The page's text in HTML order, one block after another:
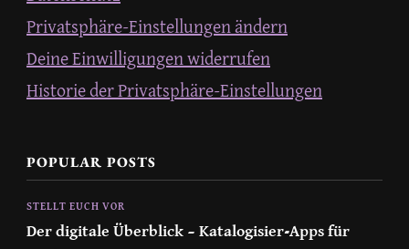
Privatsphäre-Einstellungen ändern
Deine Einwilligungen widerrufen
Historie der Privatsphäre-Einstellungen
POPULAR POSTS
STELLT EUCH VOR
Der digitale Überblick – Katalogisier-Apps für